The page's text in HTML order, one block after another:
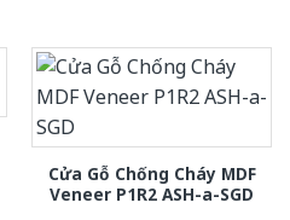
Cửa Gỗ Chống Cháy MDF
Veneer P1R2 ASH-a-SGD